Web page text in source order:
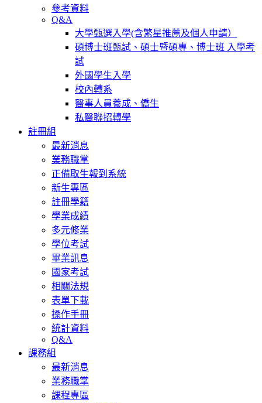
參考資料
Q&A
大學甄選入學(含繁星推薦及個人申請）
碩博士班甄試、碩士暨碩專、博士班 入學考
試
外國學生入學
校內轉系
醫事人員養成、僑生
私醫聯招轉學
註冊組
最新消息
業務職掌
正備取生報到系統
新生專區
註冊學籍
學業成績
多元修業
學位考試
畢業訊息
國家考試
相關法規
表單下載
操作手冊
統計資料
Q&A
課務組
最新消息
業務職掌
課程專區